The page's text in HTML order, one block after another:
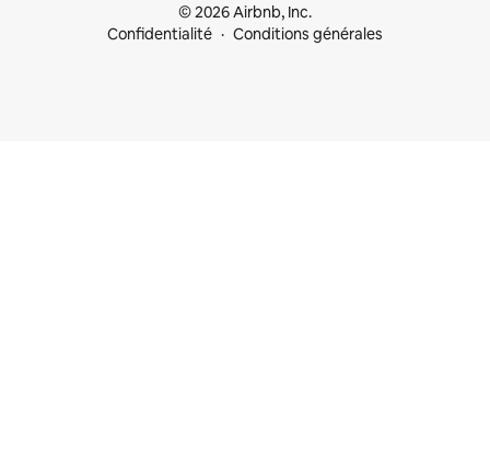
© 2026 Airbnb, Inc.
Confidentialité
Conditions générales